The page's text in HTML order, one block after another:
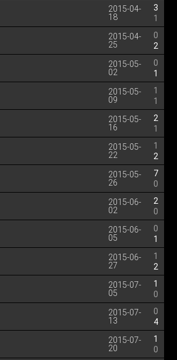
2015-04-
18
3
1
2015-04-
25
0
2
2015-05-
02
0
1
2015-05-
09
1
1
2015-05-
16
2
1
2015-05-
22
1
2
2015-05-
26
7
0
2015-06-
02
2
0
2015-06-
05
0
1
2015-06-
27
1
2
2015-07-
05
1
0
2015-07-
13
0
4
2015-07-
20
1
0